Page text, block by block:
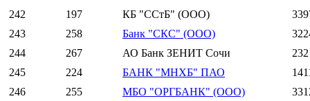
242
197 КБ "ССтБ" (ООО)
243
258 Банк "СКС" (ООО)
244
267 АО Банк ЗЕНИТ Сочи
232
245
224 БАНК "МНХБ" ПАО
246
255 МБО "ОРГБАНК" (ООО)